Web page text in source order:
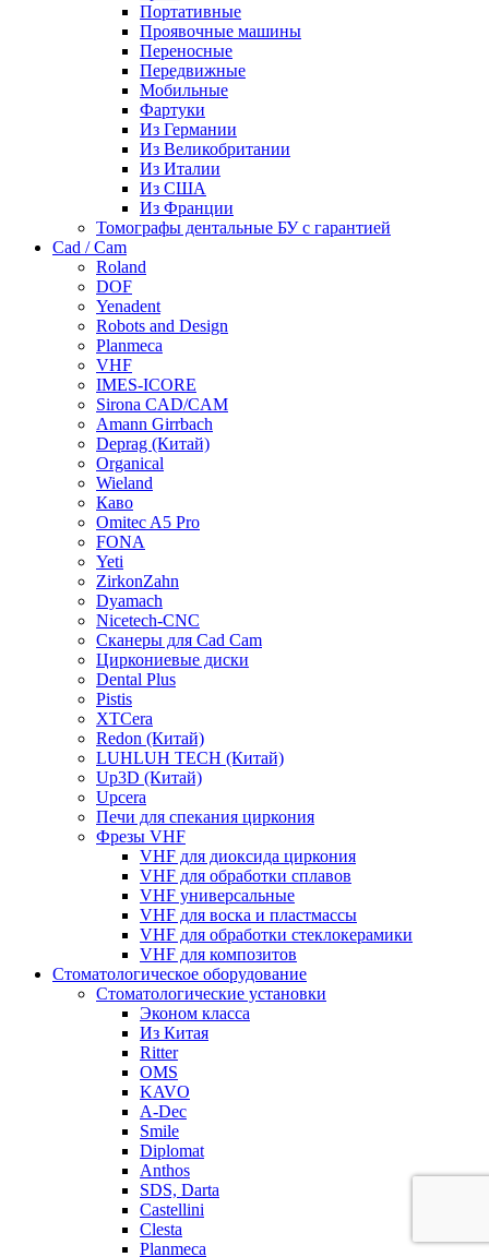
Портативные
Проявочные машины
Переносные
Передвижные
Мобильные
Фартуки
Из Германии
Из Великобритании
Из Италии
Из США
Из Франции
Томографы дентальные БУ с гарантией
Cad / Cam
Roland
DOF
Yenadent
Robots and Design
Planmeca
VHF
IMES-ICORE
Sirona CAD/CAM
Amann Girrbach
Deprag (Китай)
Organical
Wieland
Каво
Omitec A5 Pro
FONA
Yeti
ZirkonZahn
Dyamach
Nicetech-CNC
Сканеры для Cad Cam
Циркониевые диски
Dental Plus
Pistis
XTCera
Redon (Китай)
LUHLUH TECH (Китай)
Up3D (Китай)
Upcera
Печи для спекания циркония
Фрезы VHF
VHF для диоксида циркония
VHF для обработки сплавов
VHF универсальные
VHF для воска и пластмассы
VHF для обработки стеклокерамики
VHF для композитов
Стоматологическое оборудование
Стоматологические установки
Эконом класса
Из Китая
Ritter
OMS
KAVO
A-Dec
Smile
Diplomat
Anthos
SDS, Darta
Castellini
Clesta
Planmeca